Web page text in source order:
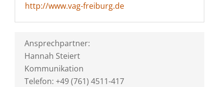
http://www.vag-freiburg.de
Ansprechpartner:
Hannah Steiert
Kommunikation
Telefon: +49 (761) 4511-417